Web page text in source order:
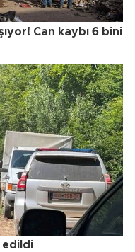
Can kaybı 6 bini
edildi